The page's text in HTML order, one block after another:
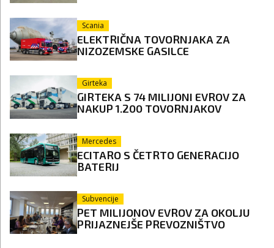
Scania
ELEKTRIČNA TOVORNJAKA ZA
NIZOZEMSKE GASILCE
Girteka
GIRTEKA S 74 MILIJONI EVROV ZA
NAKUP 1.200 TOVORNJAKOV
Mercedes
ECITARO S ČETRTO GENERACIJO
BATERIJ
Subvencije
PET MILIJONOV EVROV ZA OKOLJU
PRIJAZNEJŠE PREVOZNIŠTVO